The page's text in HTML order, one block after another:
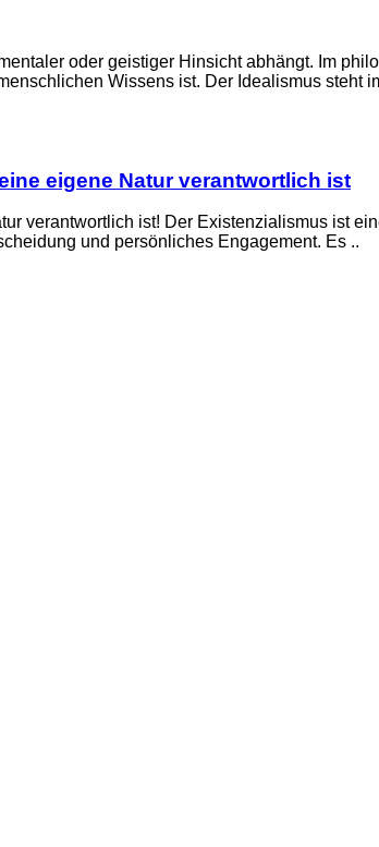
oder geistiger Hinsicht abhängt. Im
Wissens ist. Der Idealismus steht
eigene Natur verantwortlich ist
verantwortlich ist! Der Existenzialismus ist
und persönliches Engagement. Es ..